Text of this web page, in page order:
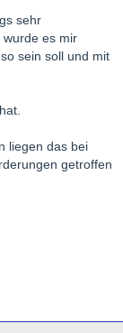
sehr
wurde es mir
sein soll und mit
liegen das bei
getroffen